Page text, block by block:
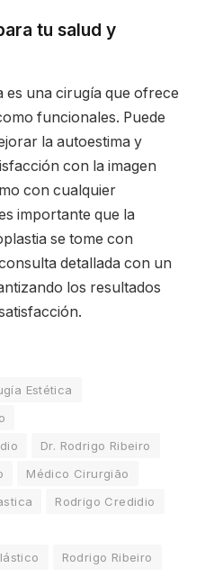
tu salud y
es una cirugía que ofrece
funcionales. Puede
la autoestima y
con la imagen
con cualquier
importante que la
se tome con
detallada con un
los resultados
Estética
Dr. Rodrigo Ribeiro
Médico Cirurgião
Rodrigo Credidio
Rodrigo Ribeiro